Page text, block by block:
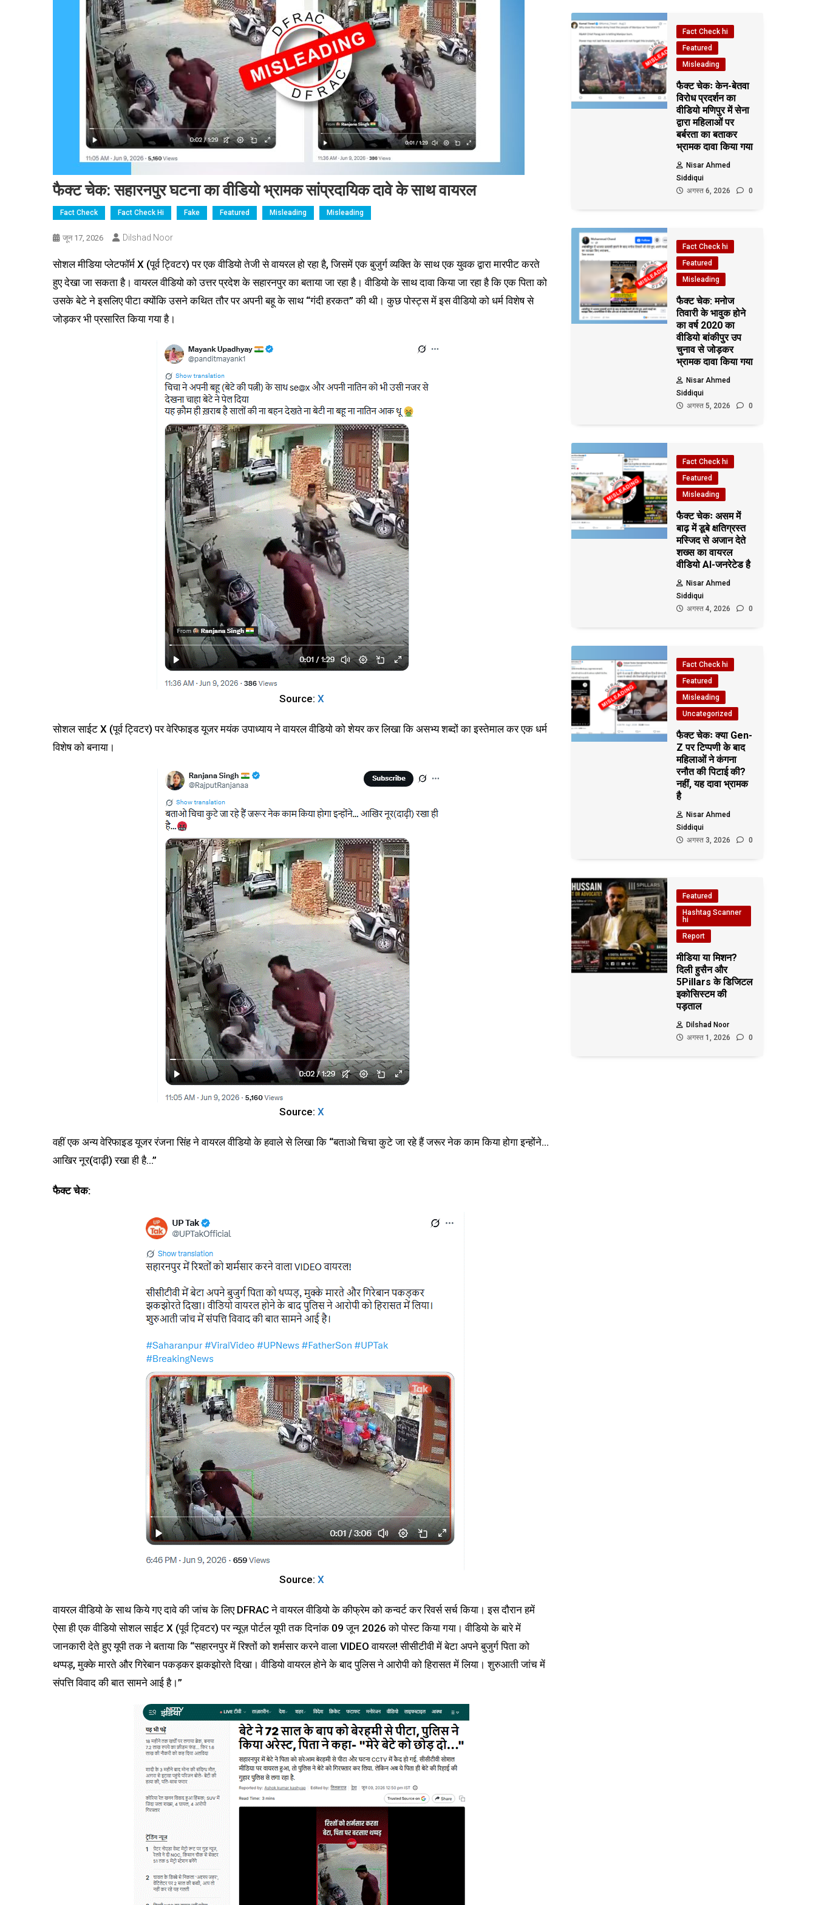
फैक्ट चेक: सहारनपुर घटना का वीडियो भ्रामक सांप्रदायिक दावे के साथ वायरल
Fact Check Fact Check Hi Fake Featured Misleading Misleading
जून 17, 2026 Dilshad Noor
सोशल मीडिया प्लेटफॉर्म X (पूर्व ट्विटर) पर एक वीडियो तेजी से वायरल हो रहा है, जिसमें एक बुजुर्ग व्यक्ति के साथ एक युवक द्वारा मारपीट करते
हुए देखा जा सकता है। वायरल वीडियो को उत्तर प्रदेश के सहारनपुर का बताया जा रहा है। वीडियो के साथ दावा किया जा रहा है कि एक पिता को
उसके बेटे ने इसलिए पीटा क्योंकि उसने कथित तौर पर अपनी बहू के साथ “गंदी हरकत” की थी। कुछ पोस्ट्स में इस वीडियो को धर्म विशेष से
जोड़कर भी प्रसारित किया गया है।
Source: X
सोशल साईट X (पूर्व ट्विटर) पर वेरिफाइड यूजर मयंक उपाध्याय ने वायरल वीडियो को शेयर कर लिखा कि असभ्य शब्दों का इस्तेमाल कर एक धर्म
विशेष को बनाया।
Source: X
वहीं एक अन्य वेरिफाइड यूजर रंजना सिंह ने वायरल वीडियो के हवाले से लिखा कि “बताओ चिचा कुटे जा रहे हैं जरूर नेक काम किया होगा इन्होंने…
आखिर नूर(दाढ़ी) रखा ही है…”
फैक्ट चेक:
Source: X
वायरल वीडियो के साथ किये गए दावे की जांच के लिए DFRAC ने वायरल वीडियो के कीफ्रेम को कन्वर्ट कर रिवर्स सर्च किया। इस दौरान हमें
ऐसा ही एक वीडियो सोशल साईट X (पूर्व ट्विटर) पर न्यूज़ पोर्टल यूपी तक दिनांक 09 जून 2026 को पोस्ट किया गया। वीडियो के बारे में
जानकारी देते हुए यूपी तक ने बताया कि “सहारनपुर में रिश्तों को शर्मसार करने वाला VIDEO वायरल! सीसीटीवी में बेटा अपने बुजुर्ग पिता को
थप्पड़, मुक्के मारते और गिरेबान पकड़कर झकझोरते दिखा। वीडियो वायरल होने के बाद पुलिस ने आरोपी को हिरासत में लिया। शुरुआती जांच में
संपत्ति विवाद की बात सामने आई है।”
Fact Check hi
Featured
Misleading
फैक्ट चेकः केन-बेतवा
विरोध प्रदर्शन का
वीडियो मणिपुर में सेना
द्वारा महिलाओं पर
बर्बरता का बताकर
भ्रामक दावा किया गया
Nisar Ahmed
Siddiqui
अगस्त 6, 2026
0
Fact Check hi
Featured
Misleading
फैक्ट चेक: मनोज
तिवारी के भावुक होने
का वर्ष 2020 का
वीडियो बांकीपुर उप
चुनाव से जोड़कर
भ्रामक दावा किया गया
Nisar Ahmed
Siddiqui
अगस्त 5, 2026
0
Fact Check hi
Featured
Misleading
फैक्ट चेकः असम में
बाढ़ में डूबे क्षतिग्रस्त
मस्जिद से अजान देते
शख्स का वायरल
वीडियो AI-जनरेटेड है
Nisar Ahmed
Siddiqui
अगस्त 4, 2026
0
Fact Check hi
Featured
Misleading
Uncategorized
फैक्ट चेकः क्या Gen-
Z पर टिप्पणी के बाद
महिलाओं ने कंगना
रनौत की पिटाई की?
नहीं, यह दावा भ्रामक
है
Nisar Ahmed
Siddiqui
अगस्त 3, 2026
0
Featured
Hashtag Scanner
hi
Report
मीडिया या मिशन?
दिली हुसैन और
5Pillars के डिजिटल
इकोसिस्टम की
पड़ताल
Dilshad Noor
अगस्त 1, 2026
0